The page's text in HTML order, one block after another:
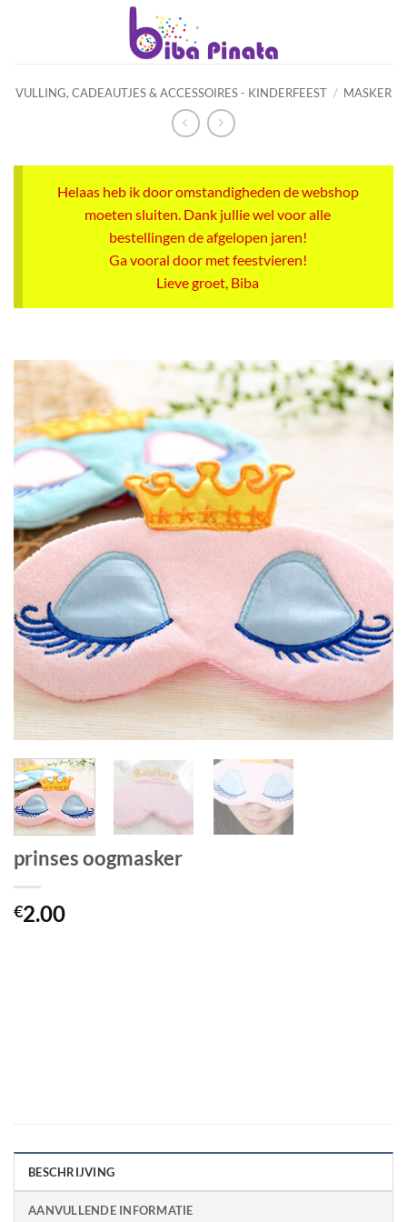
VULLING, CADEAUTJES & ACCESSOIRES - KINDERFEEST / MASKER
Helaas heb ik door omstandigheden de webshop
moeten sluiten. Dank jullie wel voor alle
bestellingen de afgelopen jaren!
Ga vooral door met feestvieren!
Lieve groet, Biba
prinses oogmasker
€2.00
BESCHRIJVING
AANVULLENDE INFORMATIE